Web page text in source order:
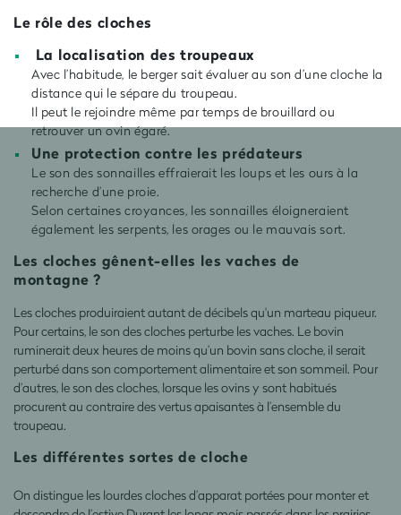
Le rôle des cloches
La localisation des troupeaux
Avec l’habitude, le berger sait évaluer au son d’une cloche la
distance qui le sépare du troupeau.
Il peut le rejoindre même par temps de brouillard ou
retrouver un ovin égaré.
Une protection contre les prédateurs
Le son des sonnailles effraierait les loups et les ours à la
recherche d’une proie.
Selon certaines croyances, les sonnailles éloigneraient
également les serpents, les orages ou le mauvais sort.
Les cloches gênent-elles les vaches de
montagne ?
Les cloches produiraient autant de décibels qu'un marteau piqueur.
Pour certains, le son des cloches perturbe les vaches. Le bovin
ruminerait deux heures de moins qu’un bovin sans cloche, il serait
perturbé dans son comportement alimentaire et son sommeil. Pour
d’autres, le son des cloches, lorsque les ovins y sont habitués
procurent au contraire des vertus apaisantes à l’ensemble du
troupeau.
Les différentes sortes de cloche
On distingue les lourdes cloches d’apparat portées pour monter et